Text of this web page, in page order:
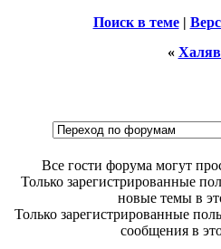
Поиск в теме|
«
Все гости форума могут
Только зарегистрированные
новые темы в
Только зарегистрированные
сообщения в